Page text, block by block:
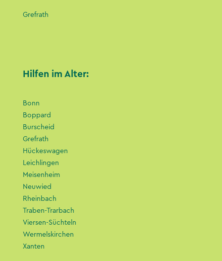
Grefrath
Hilfen im Alter:
Bonn
Boppard
Burscheid
Grefrath
Hückeswagen
Leichlingen
Meisenheim
Neuwied
Rheinbach
Traben-Trarbach
Viersen-Süchteln
Wermelskirchen
Xanten